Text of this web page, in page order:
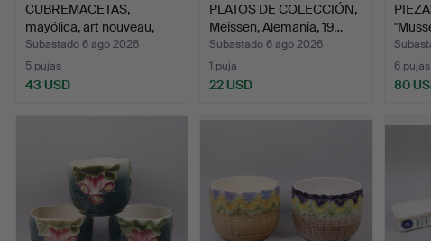
CUBREMACETAS,
mayólica, art nouveau,
prime…
Subastado 6 ago 2026
5 pujas
43 USD
PLATOS DE COLECCIÓN,
Meissen, Alemania, 19…
Subastado 6 ago 2026
1 puja
22 USD
6 pujas
80